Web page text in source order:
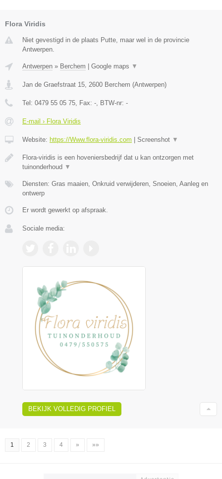
Flora Viridis
Niet gevestigd in de plaats Putte, maar wel in de provincie
Antwerpen.
Antwerpen » Berchem Google maps ▼
Jan de Graefstraat 15 2600 Berchem (Antwerpen)
Tel: 0479 55 05 75 , Fax: - , BTW-nr: -
E-mail › Flora Viridis
Website: https://Www.flora-viridis.com Screenshot ▼
Flora-viridis is een hoveniersbedrijf dat u kan ontzorgen met
tuinonderhoud ▼
Diensten: Gras maaien, Onkruid verwijderen, Snoeien, Aanleg en
ontwerp
Er wordt gewerkt op afspraak.
Sociale media:
BEKIJK VOLLEDIG PROFIEL
1 2 3 4 » »»